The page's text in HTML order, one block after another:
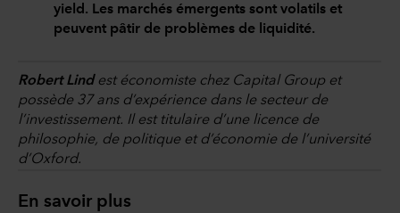
yield. Les marchés émergents sont volatils et
peuvent pâtir de problèmes de liquidité.
Robert Lindest économiste chez Capital Group et
possède 37 ans d’expérience dans le secteur de
l’investissement. Il est titulaire d’une licence de
philosophie, de politique et d’économie de l’université
d’Oxford.
En savoir plus